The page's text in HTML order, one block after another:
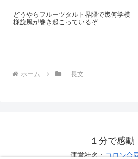
どうやらフルーツタルト界隈で幾何学模
様旋風が巻き起こっているぞ
ホーム 長文
１分で感動
運営社名：コロン合